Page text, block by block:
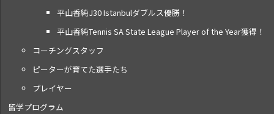
平山香純J30 Istanbulダブルス優勝！
平山香純Tennis SA State League Player of the Year獲得！
コーチングスタッフ
ピーターが育てた選手たち
プレイヤー
留学プログラム